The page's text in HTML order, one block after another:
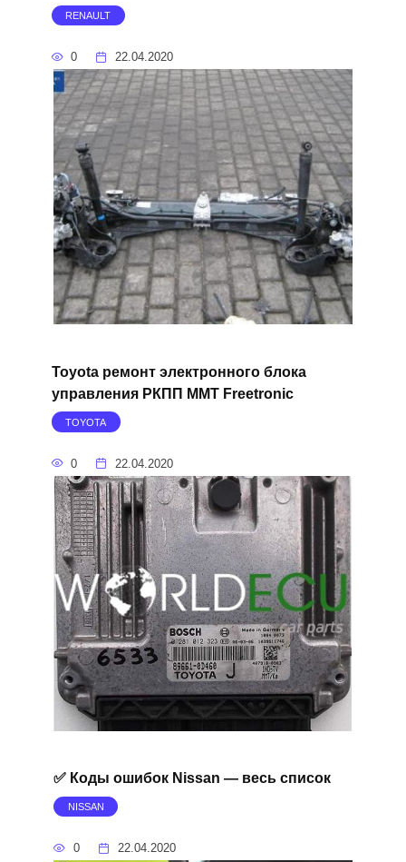
RENAULT
0 22.04.2020
Toyota ремонт электронного блока
управления РКПП MMT Freetronic
TOYOTA
0 22.04.2020
✅ Коды ошибок Nissan — весь список
NISSAN
0 22.04.2020